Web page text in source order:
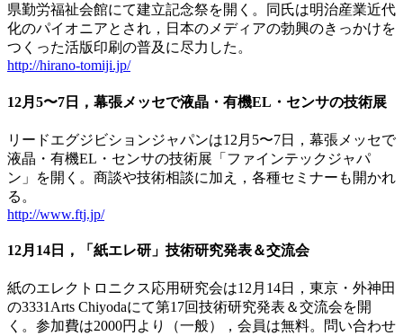
県勤労福祉会館にて建立記念祭を開く。同氏は明治産業近代
化のパイオニアとされ，日本のメディアの勃興のきっかけを
つくった活版印刷の普及に尽力した。
http://hirano-tomiji.jp/
12月5〜7日，幕張メッセで液晶・有機EL・センサの技術展
リードエグジビションジャパンは12月5〜7日，幕張メッセで
液晶・有機EL・センサの技術展「ファインテックジャパ
ン」を開く。商談や技術相談に加え，各種セミナーも開かれ
る。
http://www.ftj.jp/
12月14日，「紙エレ研」技術研究発表＆交流会
紙のエレクトロニクス応用研究会は12月14日，東京・外神田
の3331Arts Chiyodaにて第17回技術研究発表＆交流会を開
く。参加費は2000円より（一般），会員は無料。問い合わせ